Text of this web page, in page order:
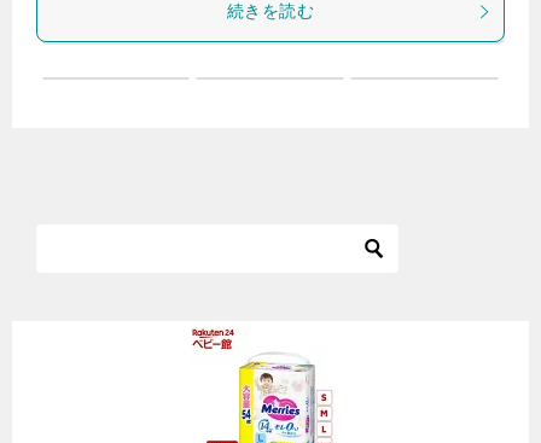
続きを読む